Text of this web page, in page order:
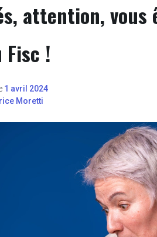
attention,
!
1 avril 2024
Moretti